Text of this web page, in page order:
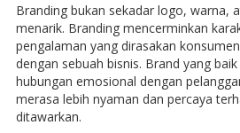
Branding bukan sekadar logo, warna,
menarik. Branding mencerminkan
pengalaman yang dirasakan
dengan sebuah bisnis. Brand yang
hubungan emosional dengan
merasa lebih nyaman dan percaya
ditawarkan.